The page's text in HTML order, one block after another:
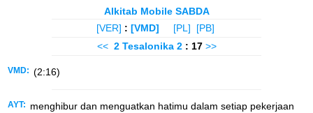
Alkitab Mobile SABDA
[VER] : [VMD] [PL]
[PB]
<< 2 Tesalonika 2 : 17 >>
VMD: (2:16)
AYT:
menghibur dan menguatkan hatimu dalam setiap pekerjaan